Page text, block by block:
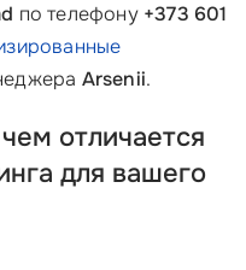
по телефону +373 601
Arsenii.
отличается
для вашего